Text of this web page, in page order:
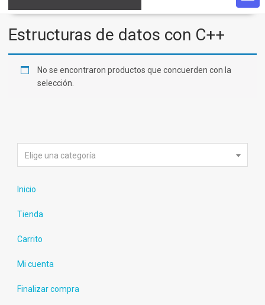
Estructuras de datos con C++
No se encontraron productos que concuerden con la
selección.
Elige una categoría
Inicio
Tienda
Carrito
Mi cuenta
Finalizar compra